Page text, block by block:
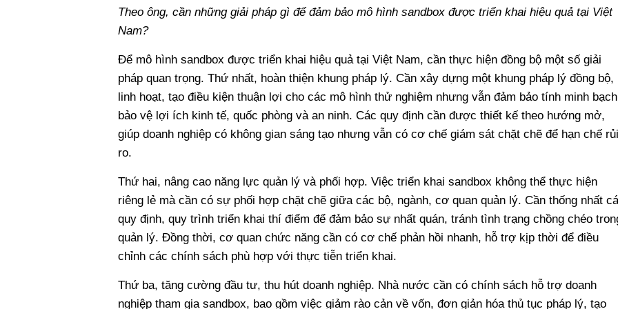
Theo ông, cần những giải pháp gì để đảm bảo mô hình sandbox được triển khai hiệu quả tại Việt
Nam?
Để mô hình sandbox được triển khai hiệu quả tại Việt Nam, cần thực hiện đồng bộ một số giải
pháp quan trọng. Thứ nhất, hoàn thiện khung pháp lý. Cần xây dựng một khung pháp lý đồng bộ,
linh hoạt, tạo điều kiện thuận lợi cho các mô hình thử nghiệm nhưng vẫn đảm bảo tính minh
bảo vệ lợi ích kinh tế, quốc phòng và an ninh. Các quy định cần được thiết kế theo hướng mở,
giúp doanh nghiệp có không gian sáng tạo nhưng vẫn có cơ chế giám sát chặt chẽ để hạn chế rủi
ro.
Thứ hai, nâng cao năng lực quản lý và phối hợp. Việc triển khai sandbox không thể thực hiện
riêng lẻ mà cần có sự phối hợp chặt chẽ giữa các bộ, ngành, cơ quan quản lý. Cần thống nhất
quy định, quy trình triển khai thí điểm để đảm bảo sự nhất quán, tránh tình trạng chồng chéo
quản lý. Đồng thời, cơ quan chức năng cần có cơ chế phản hồi nhanh, hỗ trợ kịp thời để điều
chỉnh các chính sách phù hợp với thực tiễn triển khai.
Thứ ba, tăng cường đầu tư, thu hút doanh nghiệp. Nhà nước cần có chính sách hỗ trợ doanh
nghiệp tham gia sandbox, bao gồm việc giảm rào cản về vốn, đơn giản hóa thủ tục pháp lý, tạo